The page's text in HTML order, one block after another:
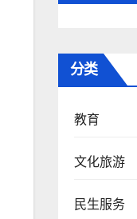
分类
教育
文化旅游
民生服务